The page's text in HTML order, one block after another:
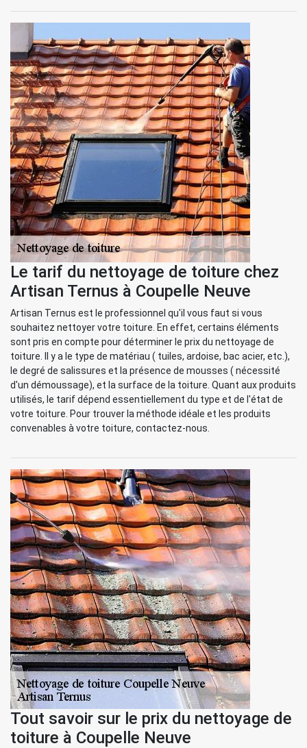
Le tarif du nettoyage de toiture chez
Artisan Ternus à Coupelle Neuve
Artisan Ternus est le professionnel qu'il vous faut si vous
souhaitez nettoyer votre toiture. En effet, certains éléments
sont pris en compte pour déterminer le prix du nettoyage de
toiture. Il y a le type de matériau ( tuiles, ardoise, bac acier, etc.),
le degré de salissures et la présence de mousses ( nécessité
d'un démoussage), et la surface de la toiture. Quant aux produits
utilisés, le tarif dépend essentiellement du type et de l'état de
votre toiture. Pour trouver la méthode idéale et les produits
convenables à votre toiture, contactez-nous.
Tout savoir sur le prix du nettoyage de
toiture à Coupelle Neuve